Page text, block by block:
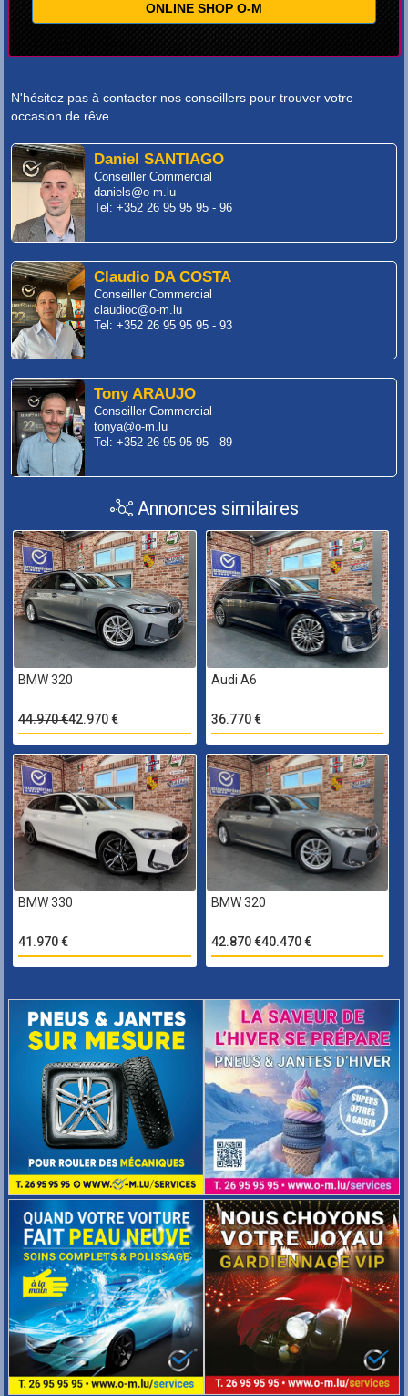
ONLINE SHOP O-M
N'hésitez pas à contacter nos conseillers pour trouver votre
occasion de rêve
Daniel SANTIAGO
Conseiller Commercial
daniels@o-m.lu
Tel: +352 26 95 95 95 - 96
Claudio DA COSTA
Conseiller Commercial
claudioc@o-m.lu
Tel: +352 26 95 95 95 - 93
Tony ARAUJO
Conseiller Commercial
tonya@o-m.lu
Tel: +352 26 95 95 95 - 89
Annonces similaires
BMW 320
44.970 €42.970 €
Audi A6
36.770 €
BMW 330
41.970 €
BMW 320
42.870 €40.470 €